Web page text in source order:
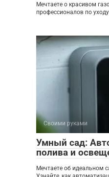
Мечтаете о красивом
профессионалов по
Своими руками
Умный сад:
полива и
Мечтаете об идеальном